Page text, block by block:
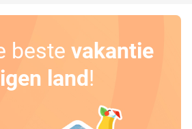
beste vakantie
land!